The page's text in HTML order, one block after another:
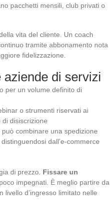
pacchetti mensili, club privati o
vita del cliente. Un coach
tramite abbonamento nota
fidelizzazione.
di servizi
per un volume definito di
o strumenti riservati ai
disiscrizione
può combinare una spedizione
dall’e-commerce
di prezzo. Fissare un
impegnati. È meglio partire da
d’ingresso limitato nelle